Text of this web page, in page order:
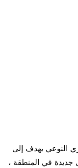
النوعي يهدف إلى
جديدة في المنطقة ،